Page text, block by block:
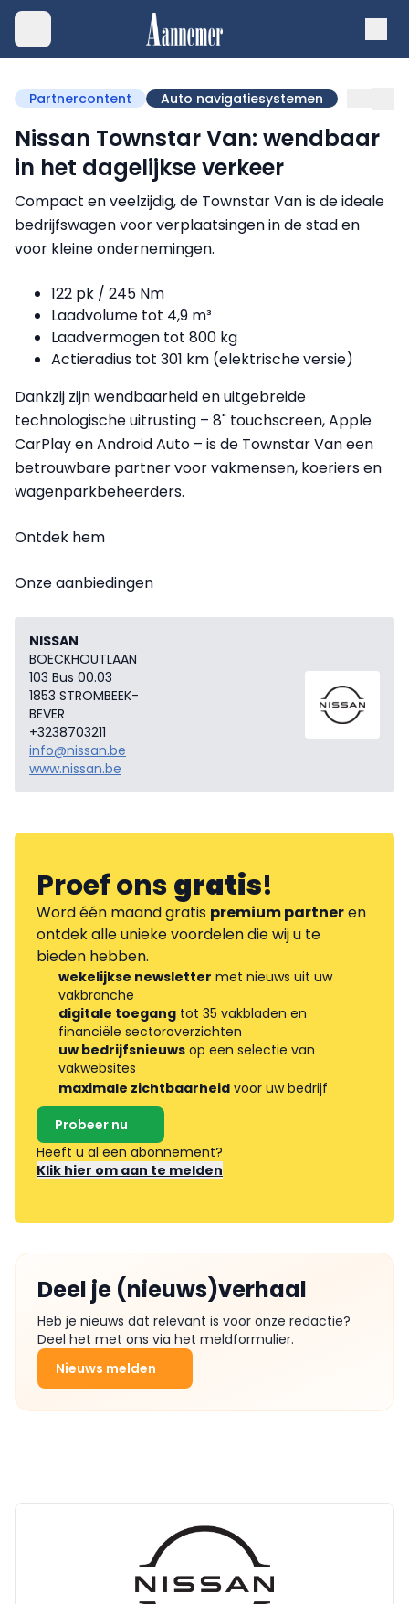
Partnercontent Auto navigatiesystemen
Nissan Townstar Van: wendbaar
in het dagelijkse verkeer
Compact en veelzijdig, de Townstar Van is de ideale
bedrijfswagen voor verplaatsingen in de stad en
voor kleine ondernemingen.
122 pk / 245 Nm
Laadvolume tot 4,9 m³
Laadvermogen tot 800 kg
Actieradius tot 301 km (elektrische versie)
Dankzij zijn wendbaarheid en uitgebreide
technologische uitrusting – 8" touchscreen, Apple
CarPlay en Android Auto – is de Townstar Van een
betrouwbare partner voor vakmensen, koeriers en
wagenparkbeheerders.
Ontdek hem
Onze aanbiedingen
NISSAN
BOECKHOUTLAAN
103 Bus 00.03
1853 STROMBEEK-
BEVER
+3238703211
info@nissan.be
www.nissan.be
Proef onsgratis!
Word één maand gratis premium partneren
ontdek alle unieke voordelen die wij u te
bieden hebben.
wekelijkse newsletter met nieuws uit uw
vakbranche
digitale toegang tot 35 vakbladen en
financiële sectoroverzichten
uw bedrijfsnieuws op een selectie van
vakwebsites
maximale zichtbaarheid voor uw bedrijf
Probeer nu
Heeft u al een abonnement?
Klik hier om aan te melden
Deel je (nieuws)verhaal
Heb je nieuws dat relevant is voor onze redactie?
Deel het met ons via het meldformulier.
Nieuws melden